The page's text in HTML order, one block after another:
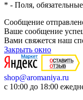
* - Поля,
Сообщение
Ваше сообщение
Вами свяжется наш
Закрыть окно
shop@aromaniya.ru
с 10:00 до 18:00